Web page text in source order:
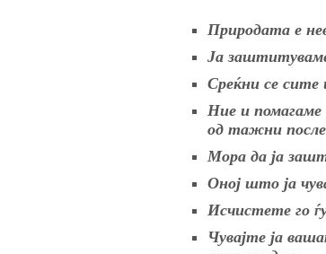
Природата е
Ја
Среќни се
Ние и
од тажни
Мора да ја
Оној што ја
Исчистете го
Чувајте ја